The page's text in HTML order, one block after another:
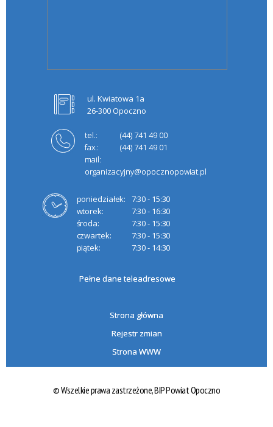
ul. Kwiatowa 1a
26-300 Opoczno
tel.:
(44) 741 49 00
fax.:
(44) 741 49 01
mail:
organizacyjny@opocznopowiat.pl
poniedziałek:
7:30 - 15:30
wtorek:
7:30 - 16:30
środa:
7:30 - 15:30
czwartek:
7:30 - 15:30
piątek:
7:30 - 14:30
Pełne dane teleadresowe
Strona główna
Rejestr zmian
Strona WWW
© Wszelkie prawa zastrzeżone,BIP Powiat Opoczno